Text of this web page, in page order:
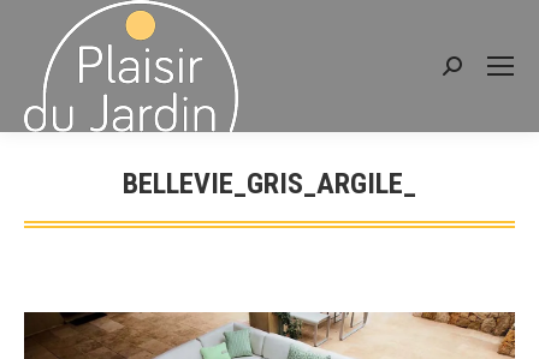
Recherche
BELLEVIE_GRIS_ARGILE_
Vous êtes ici :